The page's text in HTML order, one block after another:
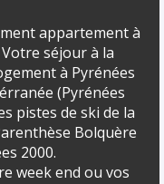
appartement à
séjour à la
à Pyrénées
(Pyrénées
pistes de ski de la
Bolquère
2000.
week end ou vos